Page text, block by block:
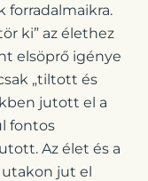
forradalmaikra.
ki” az élethez
elsöprő igénye
„tiltott és
jutott el a
fontos
Az élet és a
jut el